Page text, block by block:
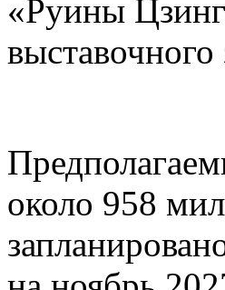
«Руины
выставочного
около 958